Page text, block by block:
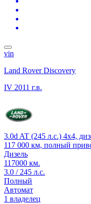
vin
Land Rover Discovery
IV 2011 г.в.
3.0d AT (245 л.с.) 4x4,
117 000 км, полный
Дизель
117000 км.
3.0 / 245 л.с.
Полный
Автомат
1 владелец